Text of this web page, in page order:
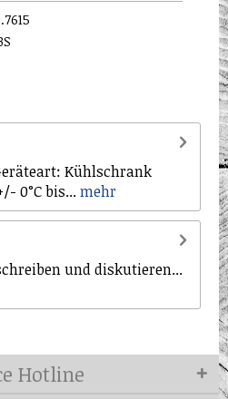
Kühlschrank
0°C bis...mehr
und diskutieren...
Hotline